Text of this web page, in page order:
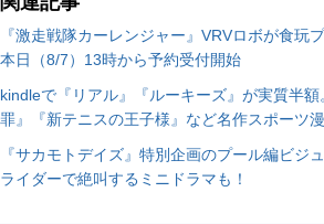
『激走戦隊カーレンジャー』VRVロボが食玩
本日（8/7）13時から予約受付開始
kindleで『リアル』『ルーキーズ』が実質半
罪』『新テニスの王子様』など名作スポーツ
『サカモトデイズ』特別企画のプール編ビジ
ライダーで絶叫するミニドラマも！